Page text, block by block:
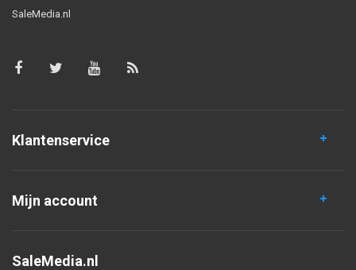
SaleMedia.nl
Klantenservice
Mijn account
SaleMedia.nl